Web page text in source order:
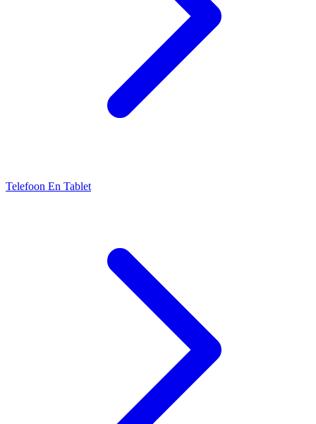
Telefoon En Tablet